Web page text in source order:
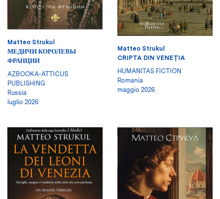
Matteo Strukul
МЕДИЧИ КОРОЛЕВЫ
ФРАНЦИИ
AZBOOKA-ATTICUS
PUBLISHING
Russia
luglio 2026
Matteo Strukul
CRIPTA DIN VENEŢIA
HUMANITAS FICTION
Romania
maggio 2026